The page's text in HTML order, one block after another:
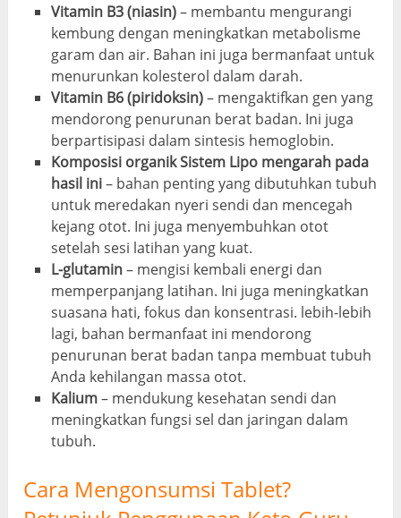
Vitamin B3 (niasin)– membantu mengurangi
kembung dengan meningkatkan metabolisme
garam dan air. Bahan ini juga bermanfaat untuk
menurunkan kolesterol dalam darah.
Vitamin B6 (piridoksin)– mengaktifkan gen yang
mendorong penurunan berat badan. Ini juga
berpartisipasi dalam sintesis hemoglobin.
Komposisi organik Sistem Lipo mengarah pada
hasil ini– bahan penting yang dibutuhkan tubuh
untuk meredakan nyeri sendi dan mencegah
kejang otot. Ini juga menyembuhkan otot
setelah sesi latihan yang kuat.
L-glutamin– mengisi kembali energi dan
memperpanjang latihan. Ini juga meningkatkan
suasana hati, fokus dan konsentrasi. lebih-lebih
lagi, bahan bermanfaat ini mendorong
penurunan berat badan tanpa membuat tubuh
Anda kehilangan massa otot.
Kalium– mendukung kesehatan sendi dan
meningkatkan fungsi sel dan jaringan dalam
tubuh.
Cara Mengonsumsi Tablet?